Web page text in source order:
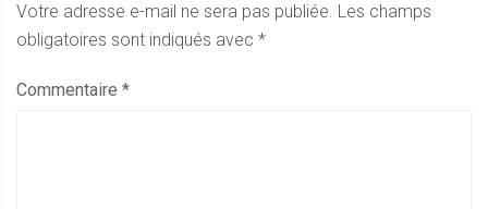
Votre adresse e-mail ne sera pas publiée. Les champs
obligatoires sont indiqués avec *
Commentaire *